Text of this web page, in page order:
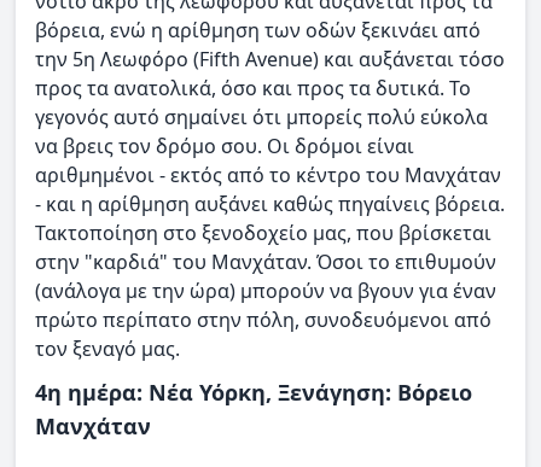
βόρεια, ενώ η αρίθμηση των οδών ξεκινάει από
την 5η Λεωφόρο (Fifth Avenue) και αυξάνεται τόσο
προς τα ανατολικά, όσο και προς τα δυτικά. Το
γεγονός αυτό σημαίνει ότι μπορείς πολύ εύκολα
να βρεις τον δρόμο σου. Οι δρόμοι είναι
αριθμημένοι - εκτός από το κέντρο του Μανχάταν
- και η αρίθμηση αυξάνει καθώς πηγαίνεις βόρεια.
Τακτοποίηση στο ξενοδοχείο μας, που βρίσκεται
στην "καρδιά" του Μανχάταν. Όσοι το επιθυμούν
(ανάλογα με την ώρα) μπορούν να βγουν για έναν
πρώτο περίπατο στην πόλη, συνοδευόμενοι από
τον ξεναγό μας.
4η ημέρα: Νέα Υόρκη, Ξενάγηση: Βόρειο
Μανχάταν